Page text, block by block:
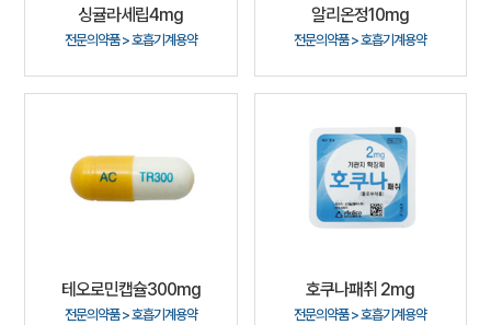
싱귤라세립4mg
전문의약품 > 호흡기계용약
알리온정10mg
전문의약품 > 호흡기계용약
테오로민캡슐300mg
전문의약품 > 호흡기계용약
호쿠나패취 2mg
전문의약품 > 호흡기계용약